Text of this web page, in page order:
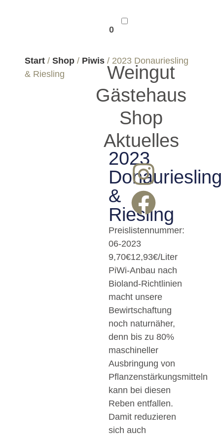
0
Weingut
Gästehaus
Shop
Aktuelles
Start / Shop / Piwis / 2023 Donauriesling
& Riesling
2023
&
Riesling
Preislistennummer:
06-2023
9,70€12,93€/Liter
PiWi-Anbau nach
Bioland-Richtlinien
macht unsere
Bewirtschaftung
noch naturnäher,
denn bis zu 80%
maschineller
Ausbringung von
Pflanzenstärkungsmitteln
kann bei diesen
Reben entfallen.
Damit reduzieren
sich auch